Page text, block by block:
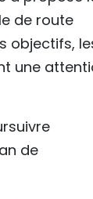
de route
objectifs,
une
de